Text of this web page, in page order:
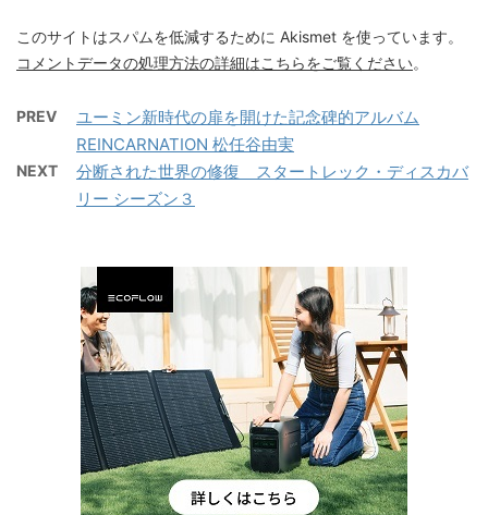
このサイトはスパムを低減するために Akismet を使っています。
コメントデータの処理方法の詳細はこちらをご覧ください。
PREV
ユーミン新時代の扉を開けた記念碑的アルバム
REINCARNATION 松任谷由実
NEXT
分断された世界の修復 スタートレック・ディスカバ
リー シーズン３